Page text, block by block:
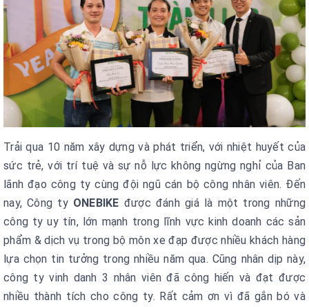
Trải qua 10 năm xây dựng và phát triển, với nhiệt huyết của
sức trẻ, với trí tuệ và sự nỗ lực không ngừng nghỉ của Ban
lãnh đạo công ty cùng đội ngũ cán bộ công nhân viên. Đến
nay, Công ty ONEBIKE được đánh giá là một trong những
công ty uy tín, lớn mạnh trong lĩnh vực kinh doanh các sản
phẩm & dịch vụ trong bộ môn xe đạp được nhiều khách hàng
lựa chọn tin tưởng trong nhiều năm qua. Cũng nhân dịp này,
công ty vinh danh 3 nhân viên đã công hiến và đạt được
nhiều thành tích cho công ty. Rất cảm ơn vì đã gắn bó và